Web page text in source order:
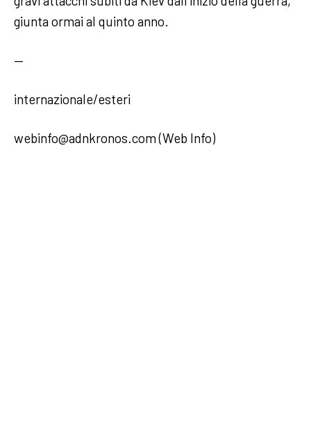
giunta ormai al quinto anno.
—
internazionale/esteri
webinfo@adnkronos.com (Web Info)